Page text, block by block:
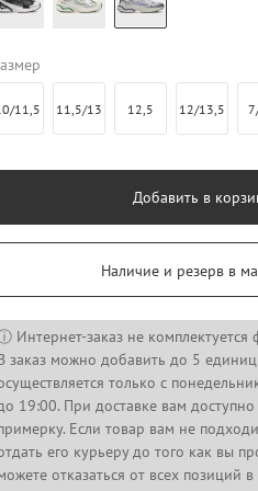
11,5 11,5/13 12,5 12/13,5
Добавить в
Наличие и резерв в
Интернет-заказ не
заказ можно добавить до 5 единиц
только с
19:00. При доставке вам
Если товар вам не
его курьеру до того как вы
отказаться от всех позиций